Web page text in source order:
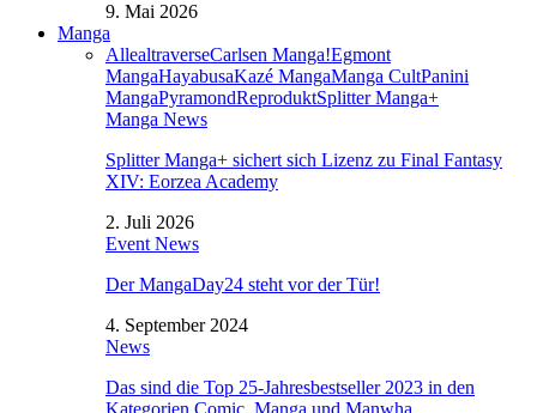
9. Mai 2026
Manga
AllealtraverseCarlsen Manga!Egmont
MangaHayabusaKazé MangaManga CultPanini
MangaPyramondReproduktSplitter Manga+
Manga News
Splitter Manga+ sichert sich Lizenz zu Final Fantasy
XIV: Eorzea Academy
2. Juli 2026
Event News
Der MangaDay24 steht vor der Tür!
4. September 2024
News
Das sind die Top 25-Jahresbestseller 2023 in den
Kategorien Comic, Manga und Manwha